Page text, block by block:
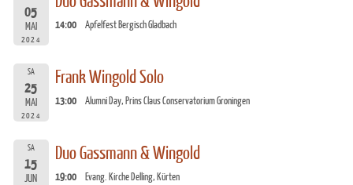
05
MAI
2024
14:00 Apfelfest Bergisch Gladbach
SA
25
MAI
2024
Frank Wingold Solo
13:00 Alumni Day, Prins Claus Conservatorium Groningen
SA
15
JUN
Duo Gassmann & Wingold
19:00 Evang. Kirche Delling, Kürten